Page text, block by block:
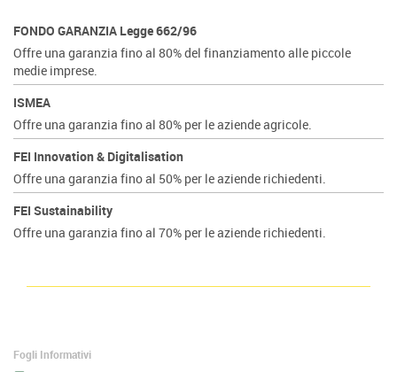
FONDO GARANZIA Legge 662/96
Offre una garanzia fino al 80% del finanziamento alle piccole
medie imprese.
ISMEA
Offre una garanzia fino al 80% per le aziende agricole.
FEI Innovation & Digitalisation
Offre una garanzia fino al 50% per le aziende richiedenti.
FEI Sustainability
Offre una garanzia fino al 70% per le aziende richiedenti.
Fogli Informativi